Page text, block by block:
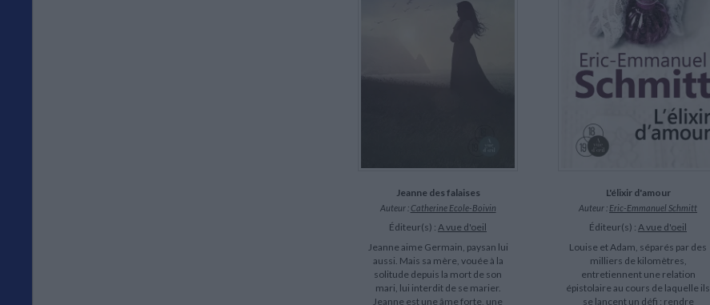
Jeanne des falaises
Auteur : Catherine Ecole-Boivin
Éditeur(s) : A vue d'oeil
Jeanne aime Germain, paysan lui
aussi. Mais sa mère, vouée à la
solitude depuis la mort de son
mari, lui interdit de se marier.
Jeanne est une âme forte, une
L'élixir d'amour
Auteur : Eric-Emmanuel Schmitt
Éditeur(s) : A vue d'oeil
Louise et Adam, séparés par des
milliers de kilomètres,
entretiennent une relation
épistolaire au cours de laquelle ils
se lancent un défi : rendre